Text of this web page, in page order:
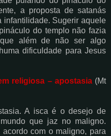
a proposta de satanás
infantilidade. Sugerir aquele
do templo não fazia
além de não ser algo
dificuldade para Jesus
religiosa – apostasia(Mt
A isca é o desejo de
que jaz no maligno.
com o maligno, para